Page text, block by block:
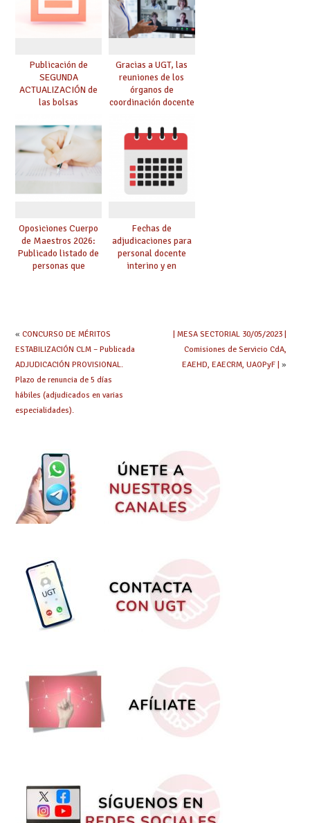
Publicación de
SEGUNDA
ACTUALIZACIÓN de
las bolsas
Cuerpo de Maestros
de especialidades
convocadas a
oposición
Gracias a UGT, las
reuniones de los
órganos de
coordinación docente
de manera
telemática, sin exigir
presencialidad en el
centro
Oposiciones Cuerpo
de Maestros 2026:
Publicado listado de
personas que
Fechas de
adjudicaciones para
personal docente
interino y en
« CONCURSO DE MÉRITOS
ESTABILIZACIÓN CLM – Publicada
ADJUDICACIÓN PROVISIONAL.
Plazo de renuncia de 5 días
hábiles (adjudicados en varias
especialidades).
| MESA SECTORIAL 30/05/2023 |
Comisiones de Servicio CdA,
EAEHD, EAECRM, UAOPyF | »